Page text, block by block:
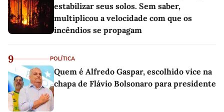
estabilizar seus solos. Sem saber,
multiplicou a velocidade com que os
incêndios se propagam
9 POLÍTICA
Quem é Alfredo Gaspar, escolhido vice na
chapa de Flávio Bolsonaro para presidente